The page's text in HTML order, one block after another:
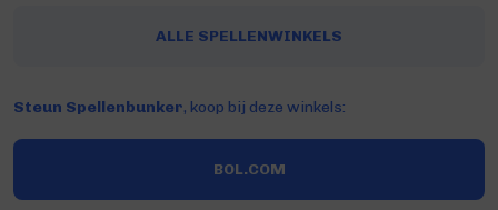
ALLE SPELLENWINKELS
Steun Spellenbunker, koop bij deze winkels:
BOL.COM